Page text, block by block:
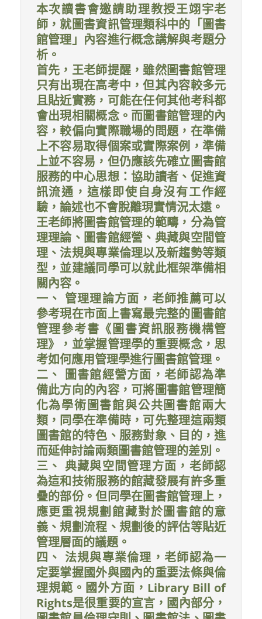
本次讀書會邀請助理教授王翊宇老
師，就圖書資訊管理類科中的「圖書
館管理」內容進行概念講解與考題分
析。
首先，王老師提醒，雖然圖書館管理
只有出現在高考中，但其內容較多元
且貼近實務，可能在任何其他考科都
會出現相關概念。而圖書館管理的內
容，較偏向實際職場的問題，在準備
上不容易取得個案或實際案例，準備
上並不容易，但仍應該先確立圖書館
服務的中心思想：協助讀者、促進資
訊流通，這樣即使自身沒有工作經
驗，論述也不會脫離現實情況太遠。
王老師將圖書館管理的範疇，分為管
理理論、圖書館經營、典藏與空間管
理、法規與專業倫理以及新趨勢等類
型，並建議同學可以就此框架準備相
關內容。
一、 管理理論方面，老師推薦可以
參考現在市面上書寫最完整的圖書館
管理參考書《圖書資訊服務機構管
理》，並掌握管理學的重要概念，思
考如何應用管理學進行圖書館管理。
二、 圖書館經營方面，老師認為準
備此方向的內容，可將圖書館管理簡
化為學術圖書館與公共圖書館兩大
類，同學在準備時，可先整理這兩類
圖書館的特色、服務對象、目的，進
而延伸討論兩類圖書館管理的差別。
三、 典藏與空間管理方面，老師認
為這和技術服務的館藏發展有許多重
疊的部份。但同學在圖書館管理上，
應更重視規劃館藏對於圖書館的意
義、規劃流程、規劃後的評估等貼近
管理層面的議題。
四、 法規與專業倫理，老師認為一
定要掌握國外與國內的重要法條與倫
理規範。國外方面，Library Bill of
Rights是很重要的宣言，國內部分，